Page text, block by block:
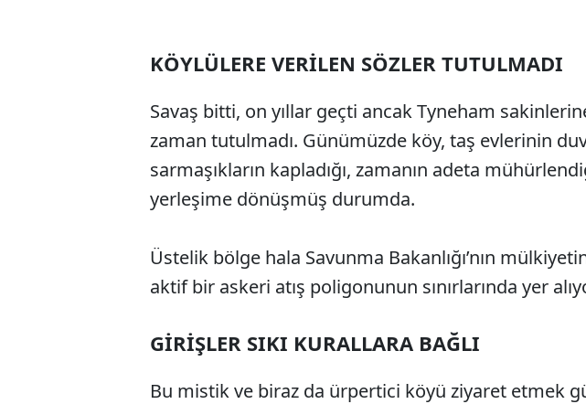
KÖYLÜLERE VERİLEN SÖZLER TUTULMADI
Savaş bitti, on yıllar geçti ancak Tyneham
zaman tutulmadı. Günümüzde köy, taş evlerinin
sarmaşıkların kapladığı, zamanın adeta
yerleşime dönüşmüş durumda.
Üstelik bölge hala Savunma Bakanlığı’nın
aktif bir askeri atış poligonunun sınırlarında yer
GİRİŞLER SIKI KURALLARA BAĞLI
Bu mistik ve biraz da ürpertici köyü ziyaret etmek